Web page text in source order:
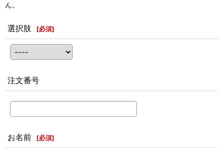
ん。
選択肢 [必須]
注文番号
お名前 [必須]